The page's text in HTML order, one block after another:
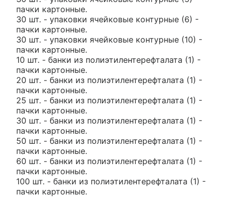
пачки картонные.
30 шт. - упаковки ячейковые контурные (6) -
пачки картонные.
30 шт. - упаковки ячейковые контурные (10) -
пачки картонные.
10 шт. - банки из полиэтилентерефталата (1) -
пачки картонные.
20 шт. - банки из полиэтилентерефталата (1) -
пачки картонные.
25 шт. - банки из полиэтилентерефталата (1) -
пачки картонные.
30 шт. - банки из полиэтилентерефталата (1) -
пачки картонные.
50 шт. - банки из полиэтилентерефталата (1) -
пачки картонные.
60 шт. - банки из полиэтилентерефталата (1) -
пачки картонные.
100 шт. - банки из полиэтилентерефталата (1) -
пачки картонные.